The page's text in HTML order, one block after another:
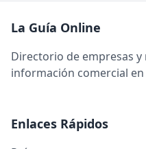
La Guía Online
Directorio de empresas
información comercial
Enlaces Rápidos